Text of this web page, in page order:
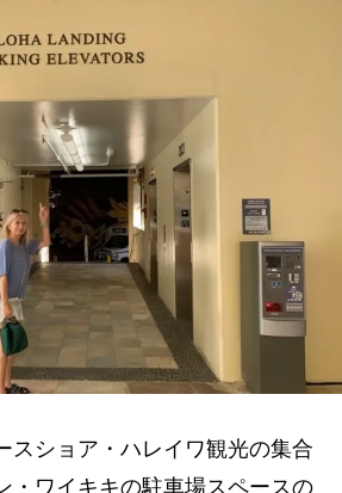
スショア・ハレイワ観光の集合
・ワイキキの駐車場スペースの